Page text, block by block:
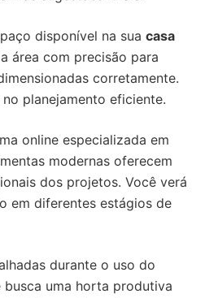
disponível na sua casa
área com precisão para
corretamente.
planejamento eficiente.
online especializada em
modernas oferecem
dos projetos. Você verá
em diferentes estágios de
durante o uso do
busca uma horta produtiva